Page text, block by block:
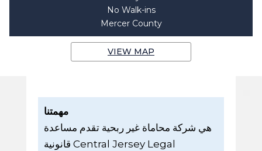
No Walk-ins
Mercer County
VIEW MAP
مهمتنا
هي شركة محاماة غير ربحية تقدم مساعدة
قانونية Central Jersey Legal